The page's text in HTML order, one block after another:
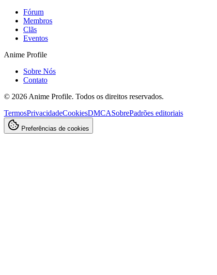
Fórum
Membros
Clãs
Eventos
Anime Profile
Sobre Nós
Contato
© 2026 Anime Profile. Todos os direitos reservados.
TermosPrivacidadeCookiesDMCASobrePadrões editoriais
Preferências de cookies